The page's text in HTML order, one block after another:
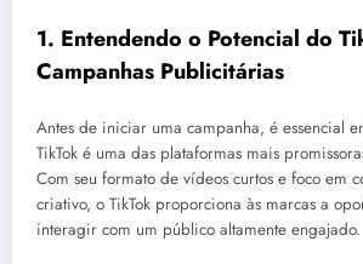
1. Entendendo o Potencial do
Campanhas Publicitárias
Antes de iniciar uma campanha, é essencial
TikTok é uma das plataformas mais
Com seu formato de vídeos curtos e foco em
criativo, o TikTok proporciona às marcas a
interagir com um público altamente engajado.